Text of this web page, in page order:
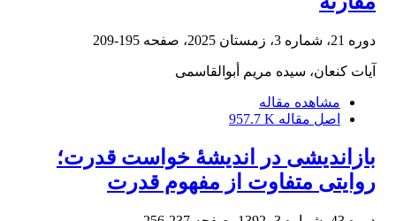
دوره 21، شماره 3، زمستان 2025، صفحه 195-209
آيات كنعان، سیده مریم أبوالقاسمی
مشاهده مقاله
اصل مقاله 957.7 K
بازاندیشی در اندیشۀ خواست قدرت؛
روایتی متفاوت از مفهوم قدرت